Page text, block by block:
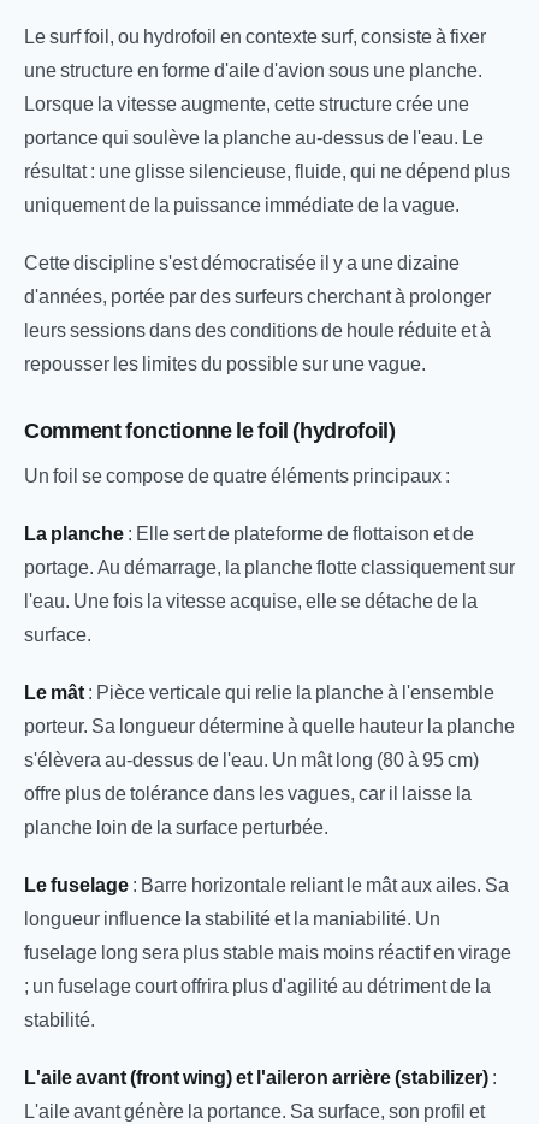
Le surf foil, ou hydrofoil en contexte surf, consiste à fixer
une structure en forme d'aile d'avion sous une planche.
Lorsque la vitesse augmente, cette structure crée une
portance qui soulève la planche au-dessus de l'eau. Le
résultat : une glisse silencieuse, fluide, qui ne dépend plus
uniquement de la puissance immédiate de la vague.
Cette discipline s'est démocratisée il y a une dizaine
d'années, portée par des surfeurs cherchant à prolonger
leurs sessions dans des conditions de houle réduite et à
repousser les limites du possible sur une vague.
Comment fonctionne le foil (hydrofoil)
Un foil se compose de quatre éléments principaux :
La planche: Elle sert de plateforme de flottaison et de
portage. Au démarrage, la planche flotte classiquement sur
l'eau. Une fois la vitesse acquise, elle se détache de la
surface.
Le mât: Pièce verticale qui relie la planche à l'ensemble
porteur. Sa longueur détermine à quelle hauteur la planche
s'élèvera au-dessus de l'eau. Un mât long (80 à 95 cm)
offre plus de tolérance dans les vagues, car il laisse la
planche loin de la surface perturbée.
Le fuselage: Barre horizontale reliant le mât aux ailes. Sa
longueur influence la stabilité et la maniabilité. Un
fuselage long sera plus stable mais moins réactif en virage
; un fuselage court offrira plus d'agilité au détriment de la
stabilité.
L'aile avant (front wing) et l'aileron arrière (stabilizer):
L'aile avant génère la portance. Sa surface, son profil et